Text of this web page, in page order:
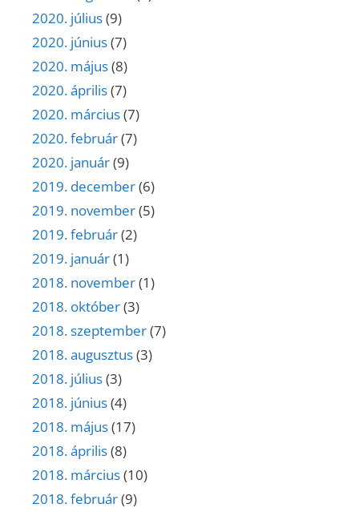
2020. július(9)
2020. június(7)
2020. május(8)
2020. április(7)
2020. március(7)
2020. február(7)
2020. január(9)
2019. december(6)
2019. november(5)
2019. február(2)
2019. január(1)
2018. november(1)
2018. október(3)
2018. szeptember(7)
2018. augusztus(3)
2018. július(3)
2018. június(4)
2018. május(17)
2018. április(8)
2018. március(10)
2018. február(9)